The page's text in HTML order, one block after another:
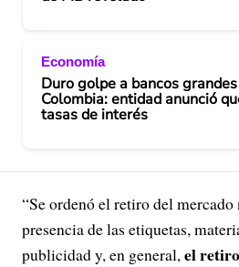
Economía
Duro golpe a bancos
Colombia: entidad anunció
tasas de interés
“Se ordenó el retiro del
presencia de las etiquetas,
publicidad y, en general,el